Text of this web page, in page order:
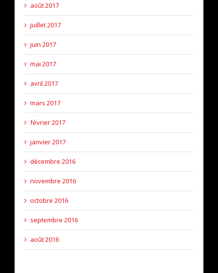
août 2017
juillet 2017
juin 2017
mai 2017
avril 2017
mars 2017
février 2017
janvier 2017
décembre 2016
novembre 2016
octobre 2016
septembre 2016
août 2016